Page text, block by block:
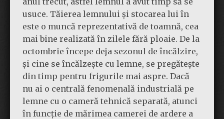
usuce. Tăierea lemnului și stocarea lui în
este o muncă reprezentativă de toamnă, cea
mai bine realizată în zilele fără ploaie. De la
octombrie începe deja sezonul de încălzire,
și cine se încălzește cu lemne, se pregătește
din timp pentru frigurile mai aspre. Dacă
nu ai o centrală fenomenală industrială pe
lemne cu o cameră tehnică separată, atunci
în funcție de mărimea camerei de ardere a